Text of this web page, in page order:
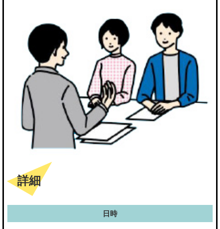
詳細
日時